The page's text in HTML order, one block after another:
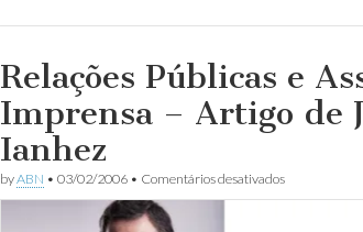
Relações Públicas e
Imprensa – Artigo de
Ianhez
byABN • 03/02/2006 • Comentários desativadosem
Relações